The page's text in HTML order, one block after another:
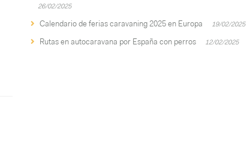
26/02/2025
Calendario de ferias caravaning 2025 en Europa 19/02/2025
Rutas en autocaravana por España con perros 12/02/2025